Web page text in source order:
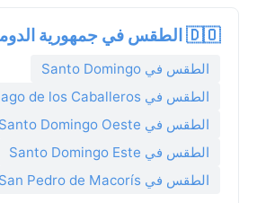
🇩🇴 الطقس في جمهورية الدومينيك
الطقس في Santo Domingo
الطقس في Santiago de los Caballeros
الطقس في Santo Domingo Oeste
الطقس في Santo Domingo Este
الطقس في San Pedro de Macorís